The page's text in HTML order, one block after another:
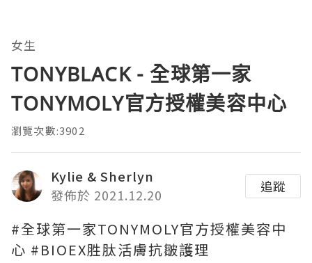
女生
TONYBLACK - 全球第一家
TONYMOLY官方授權美容中心
瀏覽次數:3902
Kylie & Sherlyn
發佈於 2021.12.20
追蹤
#全球第一家TONYMOLY官方授權美容中
心 #BIOEX胜肽活膚抗皺護理